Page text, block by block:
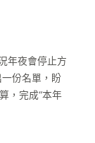
年夜會停止方
份名單，盼
，完成“本年